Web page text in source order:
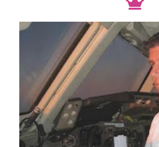
e Maria Sabina
pagina 69
Dicembre 2018
[26]Mille
Khaled Hosseini: